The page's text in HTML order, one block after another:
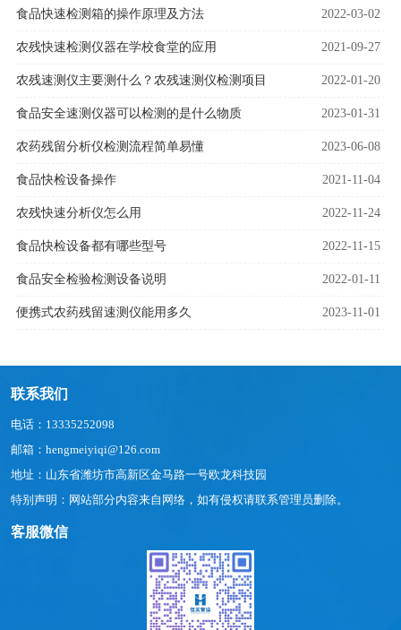
食品快速检测箱的操作原理及方法 2022-03-02
农残快速检测仪器在学校食堂的应用 2021-09-27
农残速测仪主要测什么？农残速测仪检测项目 2022-01-20
食品安全速测仪器可以检测的是什么物质 2023-01-31
农药残留分析仪检测流程简单易懂 2023-06-08
食品快检设备操作 2021-11-04
农残快速分析仪怎么用 2022-11-24
食品快检设备都有哪些型号 2022-11-15
食品安全检验检测设备说明 2022-01-11
便携式农药残留速测仪能用多久 2023-11-01
联系我们
电话：13335252098
邮箱：hengmeiyiqi@126.com
地址：山东省潍坊市高新区金马路一号欧龙科技园
特别声明：网站部分内容来自网络，如有侵权请联系管理员删除。
客服微信